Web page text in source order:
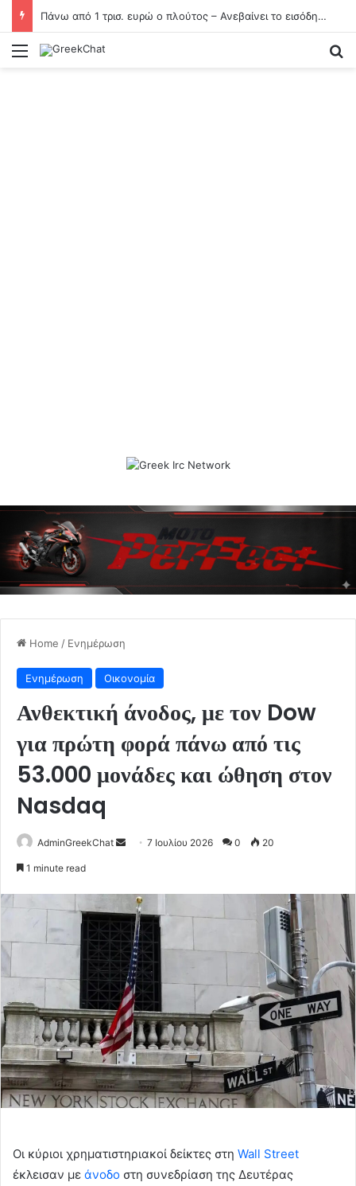
Πάνω από 1 τρισ. ευρώ ο πλούτος – Ανεβαίνει το εισόδημα, πέφτει η αποταμίευση
Menu
Home / Ενημέρωση
Ενημέρωση Οικονομία
Ανθεκτική άνοδος, με τον Dow
για πρώτη φορά πάνω από τις
53.000 μονάδες και ώθηση στον
Nasdaq
AdminGreekChat
Send7 Ιουλίου 2026 0 20
1 minute read
Οι κύριοι χρηματιστηριακοί δείκτες στη Wall Street
έκλεισαν με άνοδο στη συνεδρίαση της Δευτέρας